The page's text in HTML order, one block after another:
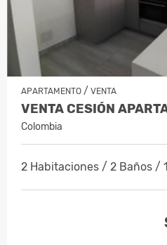
APARTAMENTO / VENTA
Colombia
2 Habitaciones / 2 Baños /